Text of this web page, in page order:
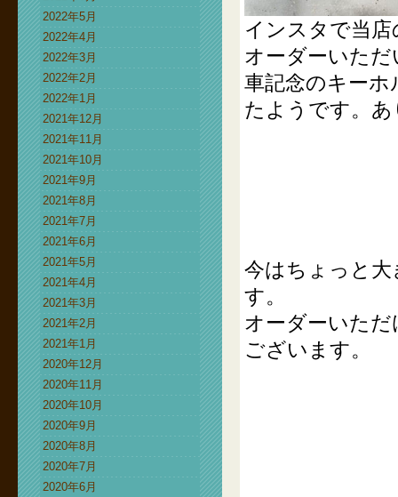
2022年5月
2022年4月
2022年3月
2022年2月
2022年1月
2021年12月
2021年11月
2021年10月
2021年9月
2021年8月
2021年7月
2021年6月
2021年5月
2021年4月
2021年3月
2021年2月
2021年1月
2020年12月
2020年11月
2020年10月
2020年9月
2020年8月
2020年7月
2020年6月
インスタで当
オーダーいた
車記念のキー
たようです。
今はちょっと
す。
オーダーいた
ございます。